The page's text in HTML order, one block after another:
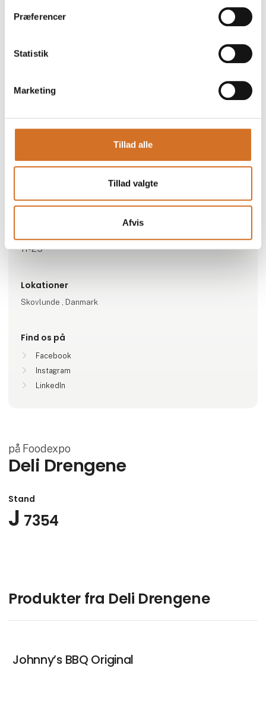
Præferencer
Statistik
Marketing
Tillad alle
Tillad valgte
Afvis
11-25
Lokationer
Skovlunde , Danmark
Find os på
Facebook
Instagram
LinkedIn
på Foodexpo
Deli Drengene
Stand
J 7354
Produkter fra Deli Drengene
Johnny’s BBQ Original